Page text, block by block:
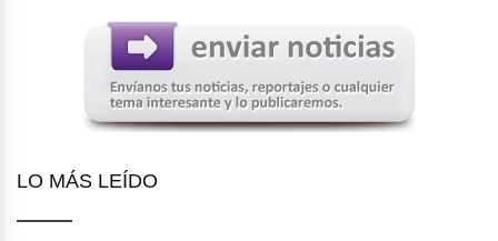
LO MÁS LEÍDO